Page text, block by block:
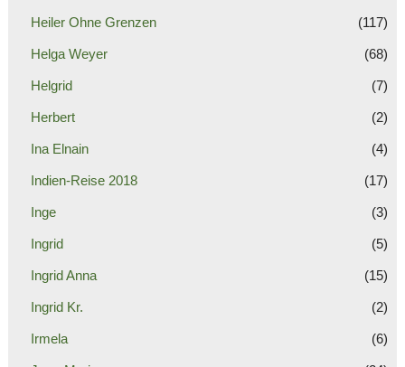
Heiler Ohne Grenzen (117)
Helga Weyer (68)
Helgrid (7)
Herbert (2)
Ina Elnain (4)
Indien-Reise 2018 (17)
Inge (3)
Ingrid (5)
Ingrid Anna (15)
Ingrid Kr. (2)
Irmela (6)